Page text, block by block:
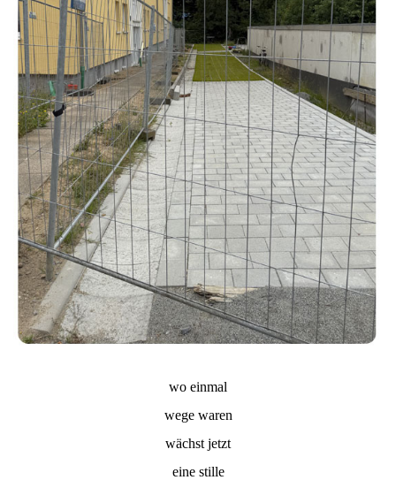
wo einmal
wege waren
wächst jetzt
eine stille